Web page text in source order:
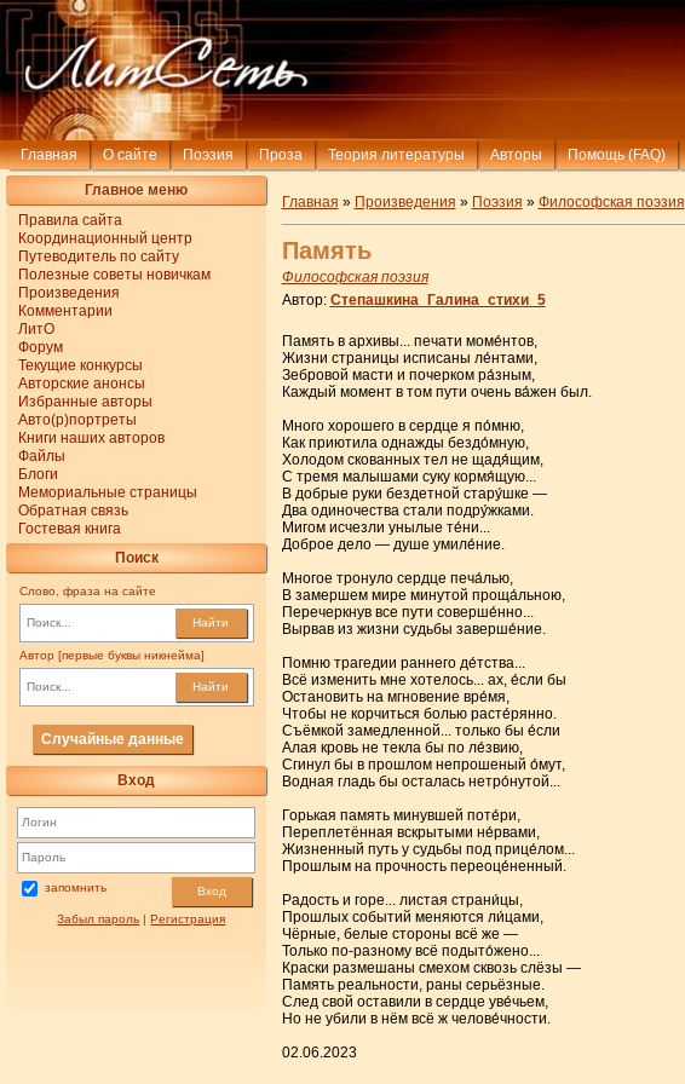
Главная О сайте Поэзия Проза Теория литературы Авторы Помощь (FAQ)
Главное меню
Правила сайта
Координационный центр
Путеводитель по сайту
Полезные советы новичкам
Произведения
Комментарии
ЛитО
Форум
Текущие конкурсы
Авторские анонсы
Избранные авторы
Авто(р)портреты
Книги наших авторов
Файлы
Блоги
Мемориальные страницы
Обратная связь
Гостевая книга
Поиск
Слово, фраза на сайте
Найти
Автор [первые буквы никнейма]
Найти
Случайные данные
Вход
запомнить Вход
Забыл пароль |Регистрация
Главная » Произведения » Поэзия » Философская поэзия
Память
Философская поэзия
Автор: Степашкина_Галина_стихи_5
Память в архивы... печати моме́нтов,
Жизни страницы исписаны ле́нтами,
Зебровой масти и почерком ра́зным,
Каждый момент в том пути очень ва́жен был.
Много хорошего в сердце я по́мню,
Как приютила однажды бездо́мную,
Холодом скованных тел не щадя́щим,
С тремя малышами суку кормя́щую...
В добрые руки бездетной стару́шке —
Два одиночества стали подру́жками.
Мигом исчезли унылые те́ни...
Доброе дело — душе умиле́ние.
Многое тронуло сердце печа́лью,
В замершем мире минутой проща́льною,
Перечеркнув все пути соверше́нно...
Вырвав из жизни судьбы заверше́ние.
Помню трагедии раннего де́тства...
Всё изменить мне хотелось... ах, е́сли бы
Остановить на мгновение вре́мя,
Чтобы не корчиться болью расте́рянно.
Съёмкой замедленной... только бы е́сли
Алая кровь не текла бы по ле́звию,
Сгинул бы в прошлом непрошеный о́мут,
Водная гладь бы осталась нетро́нутой...
Горькая память минувшей поте́ри,
Переплетённая вскрытыми не́рвами,
Жизненный путь у судьбы под прице́лом...
Прошлым на прочность переоце́ненный.
Радость и горе... листая страни́цы,
Прошлых событий меняются ли́цами,
Чёрные, белые стороны всё же —
Только по-разному всё подыто́жено...
Краски размешаны смехом сквозь слёзы —
Память реальности, раны серьёзные.
След свой оставили в сердце уве́чьем,
Но не убили в нём всё ж челове́чности.
02.06.2023